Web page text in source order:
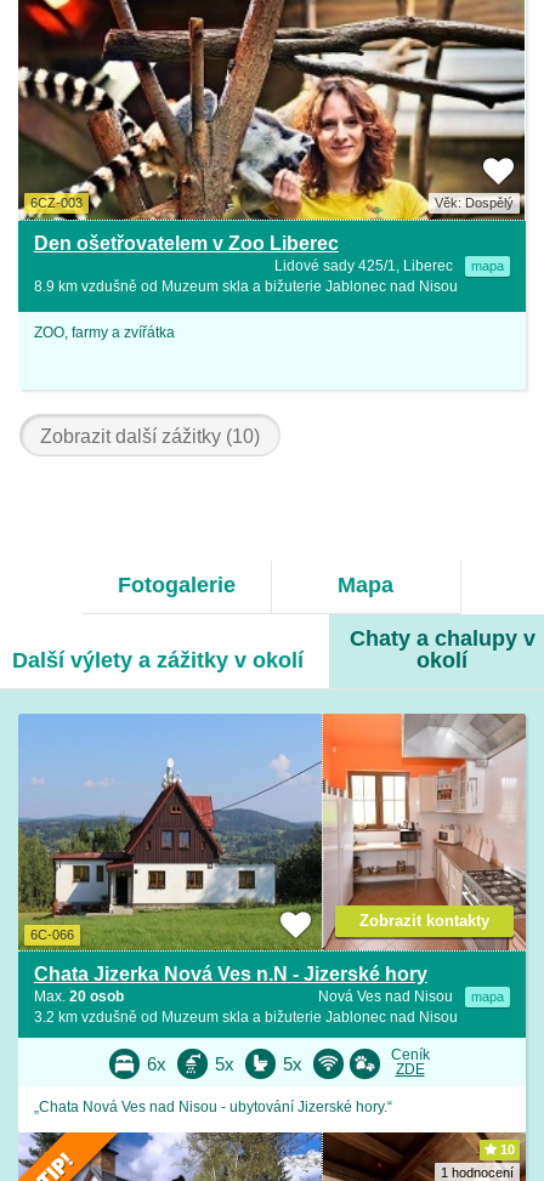
6CZ-003 Věk: Dospělý
Den ošetřovatelem v Zoo Liberec
Lidové sady 425/1, Liberec mapa
8.9 km vzdušně od Muzeum skla a bižuterie Jablonec nad Nisou
ZOO, farmy a zvířátka
Zobrazit další zážitky (10)
Fotogalerie Mapa
Další výlety a zážitky v okolí
Chaty a chalupy v
okolí
6C-066
Chata Jizerka Nová Ves n.N - Jizerské hory
Nová Ves nad Nisou mapa
Max. 20 osob
3.2 km vzdušně od Muzeum skla a bižuterie Jablonec nad Nisou
Zobrazit kontakty
6x 5x 5x
Ceník
ZDE
„Chata Nová Ves nad Nisou - ubytování Jizerské hory.“
10
1 hodnocení